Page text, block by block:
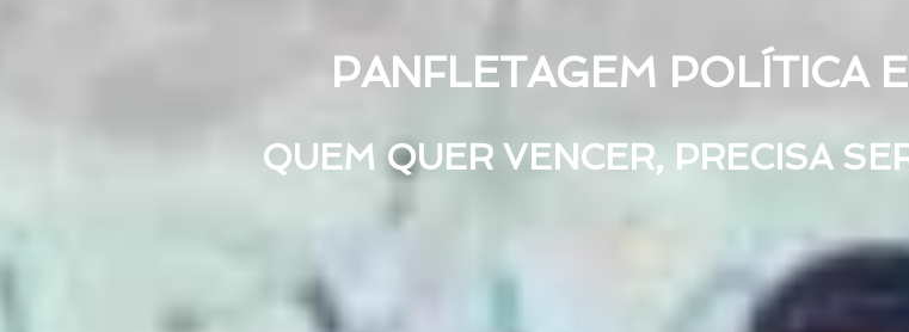
PANFLETAGEM POLÍTICA
QUEM QUER VENCER, PRECISA